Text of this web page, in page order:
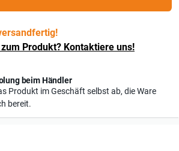
Produkt? Kontaktiere uns!
beim Händler
Produkt im Geschäft selbst ab, die Ware
bereit.